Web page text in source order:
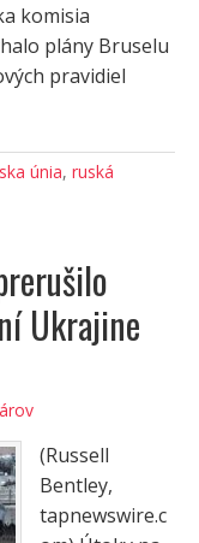
komisia
plány Bruselu
pravidiel
únia, ruská
Ukrajine
(Russell
Bentley,
tapnewswire.c